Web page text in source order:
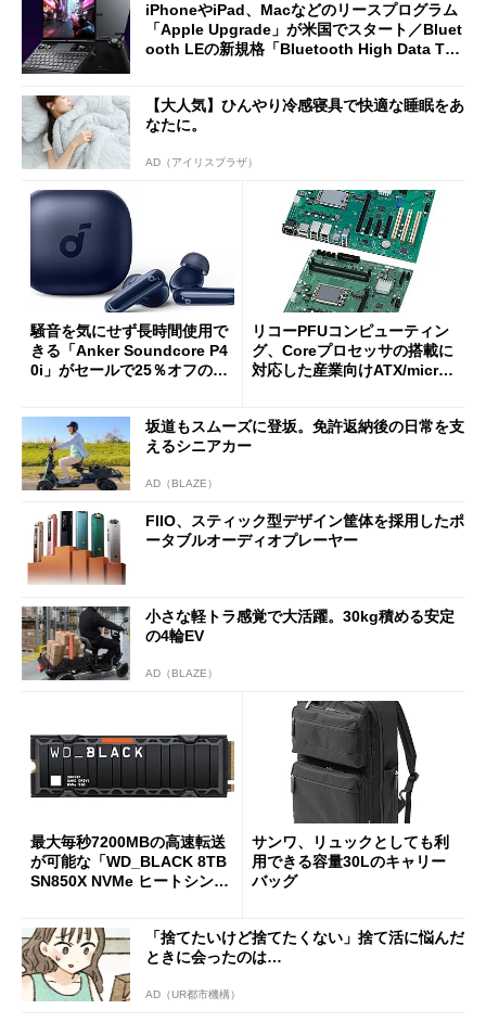
iPhoneやiPad、Macなどのリースプログラム
「Apple Upgrade」が米国でスタート／Bluet
ooth LEの新規格「Bluetooth High Data Thr
【大人気】ひんやり冷感寝具で快適な睡眠をあ
なたに。
AD（アイリスプラザ）
騒音を気にせず長時間使用で
きる「Anker Soundcore P4
0i」がセールで25％オフの59
リコーPFUコンピューティン
グ、Coreプロセッサの搭載に
対応した産業向けATX/micro
坂道もスムーズに登坂。免許返納後の日常を支
えるシニアカー
AD（BLAZE）
FIIO、スティック型デザイン筐体を採用したポ
ータブルオーディオプレーヤー
小さな軽トラ感覚で大活躍。30kg積める安定
の4輪EV
AD（BLAZE）
最大毎秒7200MBの高速転送
が可能な「WD_BLACK 8TB
SN850X NVMe ヒートシンク
サンワ、リュックとしても利
用できる容量30Lのキャリー
バッグ
「捨てたいけど捨てたくない」捨て活に悩んだ
ときに会ったのは…
AD（UR都市機構）